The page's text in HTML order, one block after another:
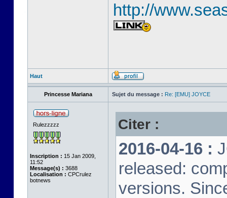
http://
Haut
Princesse Mariana Sujet du message : Re: [EMU] JOYCE
Rulezzzzz
Inscription : 15 Jan 2009,
11:52
Message(s) : 3688
Localisation : CPCrulez
botnews
Citer :
2016-04-16 :
released:
versions.